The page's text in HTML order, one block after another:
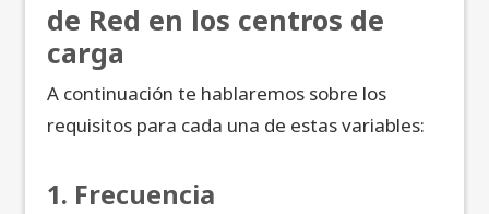
de Red en los centros de
carga
A continuación te hablaremos sobre los
requisitos para cada una de estas variables:
1. Frecuencia